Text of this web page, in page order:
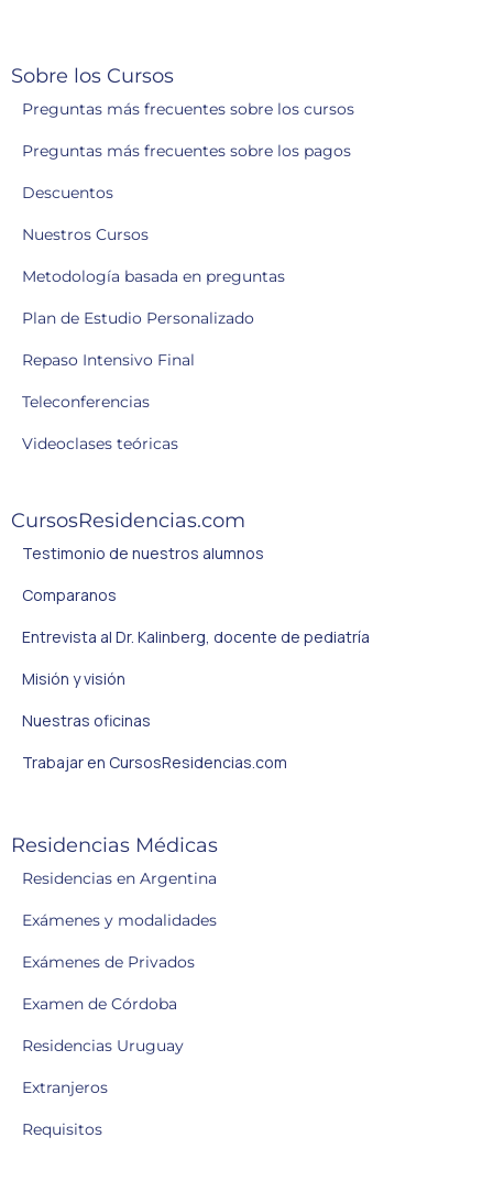
Sobre los Cursos
Preguntas más frecuentes sobre los cursos
Preguntas más frecuentes sobre los pagos
Descuentos
Nuestros Cursos
Metodología basada en preguntas
Plan de Estudio Personalizado
Repaso Intensivo Final
Teleconferencias
Videoclases teóricas
CursosResidencias.com
Testimonio de nuestros alumnos
Comparanos
Entrevista al Dr. Kalinberg, docente de pediatría
Misión y visión
Nuestras oficinas
Trabajar en CursosResidencias.com
Residencias Médicas
Residencias en Argentina
Exámenes y modalidades
Exámenes de Privados
Examen de Córdoba
Residencias Uruguay
Extranjeros
Requisitos